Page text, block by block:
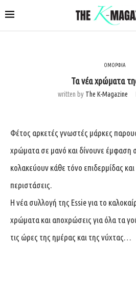
ΟΜΟΡΦΙΑ
Τα νέα χρώματα
written by The K-Magazine
Φέτος αρκετές γνωστές μάρκες
χρώματα σε μανό και δίνουνε έμφαση
κολακεύουν κάθε τόνο επιδερμίδας και
περιστάσεις.
Η νέα συλλογή της Essie για τo
χρώματα και αποχρώσεις για όλα τα
τις ώρες της ημέρας και της νύχτας…